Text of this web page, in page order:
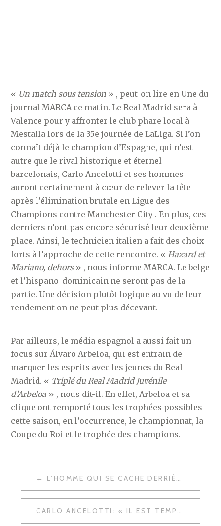
« Un match sous tension » , peut-on lire en Une du
journal MARCA ce matin. Le Real Madrid sera à
Valence pour y affronter le club phare local à
Mestalla lors de la 35e journée de LaLiga. Si l’on
connaît déjà le champion d’Espagne, qui n’est
autre que le rival historique et éternel
barcelonais, Carlo Ancelotti et ses hommes
auront certainement à cœur de relever la tête
après l’élimination brutale en Ligue des
Champions contre Manchester City . En plus, ces
derniers n’ont pas encore sécurisé leur deuxième
place. Ainsi, le technicien italien a fait des choix
forts à l’approche de cette rencontre. «Hazard et
Mariano, dehors» , nous informe MARCA. Le belge
et l’hispano-dominicain ne seront pas de la
partie. Une décision plutôt logique au vu de leur
rendement on ne peut plus décevant.
Par ailleurs, le média espagnol a aussi fait un
focus sur Álvaro Arbeloa, qui est entrain de
marquer les esprits avec les jeunes du Real
Madrid. « Triplé du Real Madrid Juvénile
d’Arbeloa » , nous dit-il. En effet, Arbeloa et sa
clique ont remporté tous les trophées possibles
cette saison, en l’occurrence, le championnat, la
Coupe du Roi et le trophée des champions.
NAVIGATION
DE
L’ARTICLE
L’HOMME QUI SE CACHE DERRIÈRE L’EXPLOSION DE THIBAUT COURTOIS AU REAL MADRID
CARLO ANCELOTTI: « IL EST TEMPS D’ARRÊTER DE PARLER ET D’AGIR AVEC FORCE »